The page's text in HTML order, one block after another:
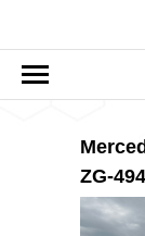
ZG-